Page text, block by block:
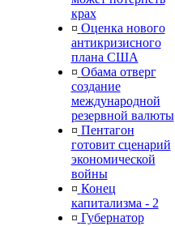
крах
¤ Оценка нового
антикризисного
плана США
¤ Обама отверг
создание
международной
резервной валюты
¤ Пентагон
готовит сценарий
экономической
войны
¤ Конец
капитализма - 2
¤ Губернатор